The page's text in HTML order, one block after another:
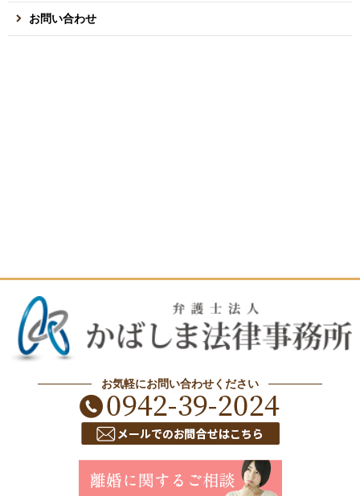
お問い合わせ
お気軽にお問い合わせください